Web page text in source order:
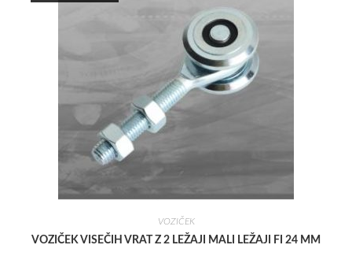
VOZIČEK
VOZIČEK VISEČIH VRAT Z 2 LEŽAJI MALI LEŽAJI FI 24 MM